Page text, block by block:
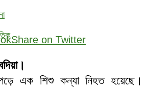
Share on Twitter
এক শিশু কন্যা নিহত হয়েছে।